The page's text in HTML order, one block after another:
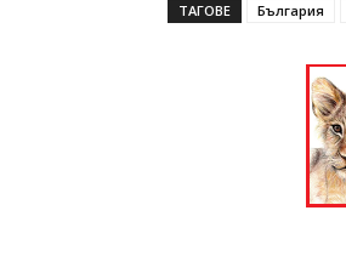
ТАГОВЕ България